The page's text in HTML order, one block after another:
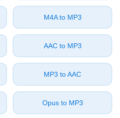
⁦M4A⁩ to ⁦MP3⁩
⁦AAC⁩ to ⁦MP3⁩
⁦MP3⁩ to ⁦AAC⁩
⁦Opus⁩ to ⁦MP3⁩